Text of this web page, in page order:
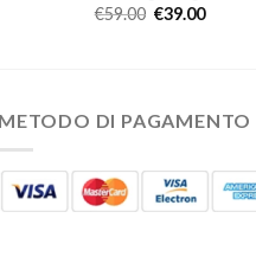
€59.00 €39.00
METODO DI PAGAMENTO